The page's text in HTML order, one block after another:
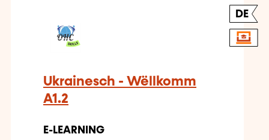
DE
Ukrainesch - Wëllkomm
A1.2
E-LEARNING